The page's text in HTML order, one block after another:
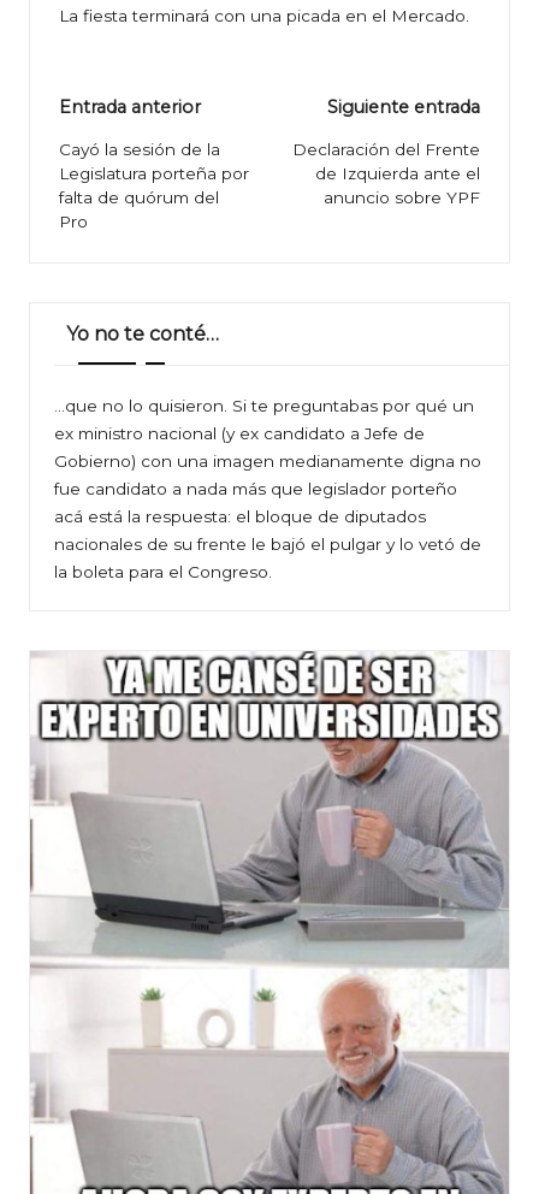
La fiesta terminará con una picada en el Mercado.
Navegación
de
entradas
Entrada anterior
Cayó la sesión de la
Legislatura porteña por
falta de quórum del
Pro
Siguiente entrada
Declaración del Frente
de Izquierda ante el
anuncio sobre YPF
Yo no te conté…
…que no lo quisieron. Si te preguntabas por qué un
ex ministro nacional (y ex candidato a Jefe de
Gobierno) con una imagen medianamente digna no
fue candidato a nada más que legislador porteño
acá está la respuesta: el bloque de diputados
nacionales de su frente le bajó el pulgar y lo vetó de
la boleta para el Congreso.